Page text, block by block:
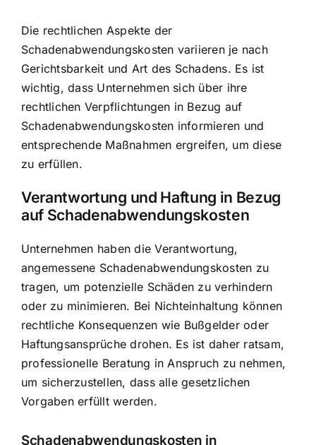
Die rechtlichen Aspekte der
Schadenabwendungskosten variieren je nach
Gerichtsbarkeit und Art des Schadens. Es ist
wichtig, dass Unternehmen sich über ihre
rechtlichen Verpflichtungen in Bezug auf
Schadenabwendungskosten informieren und
entsprechende Maßnahmen ergreifen, um diese
zu erfüllen.
Verantwortung und Haftung in Bezug
auf Schadenabwendungskosten
Unternehmen haben die Verantwortung,
angemessene Schadenabwendungskosten zu
tragen, um potenzielle Schäden zu verhindern
oder zu minimieren. Bei Nichteinhaltung können
rechtliche Konsequenzen wie Bußgelder oder
Haftungsansprüche drohen. Es ist daher ratsam,
professionelle Beratung in Anspruch zu nehmen,
um sicherzustellen, dass alle gesetzlichen
Vorgaben erfüllt werden.
Schadenabwendungskosten in